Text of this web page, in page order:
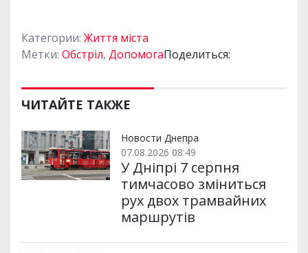
Категории: Життя міста
Метки: Обстріл, ДопомогаПоделиться:
ЧИТАЙТЕ ТАКЖЕ
Новости Днепра
07.08.2026 08:49
У Дніпрі 7 серпня
тимчасово зміниться
рух двох трамвайних
маршрутів